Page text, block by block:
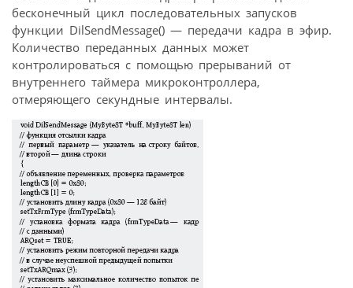
бесконечный цикл последовательных запусков
функции DilSendMessage() — передачи кадра в эфир.
Количество переданных данных может
контролироваться с помощью прерываний от
внутреннего таймера микроконтроллера,
отмеряющего секундные интервалы.